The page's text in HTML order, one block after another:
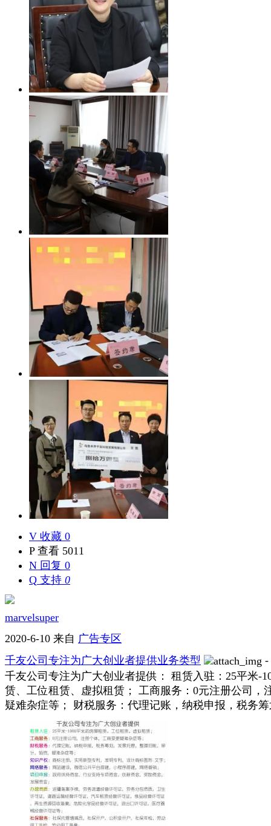
V 收藏 0
P查看 5011
N 回复 0
Q 支持 0
marvelsuper
2020-6-10 来自 广告专区
千友公司专注为广大创业者提供业务类型
-
千友公司专注为广大创业者提供： 租赁入驻：25平米-
赁、工位租赁、虚拟租赁； 工商服务：0元注册公司，
疑难杂症等； 财税服务：代理记账，纳税申报，税务